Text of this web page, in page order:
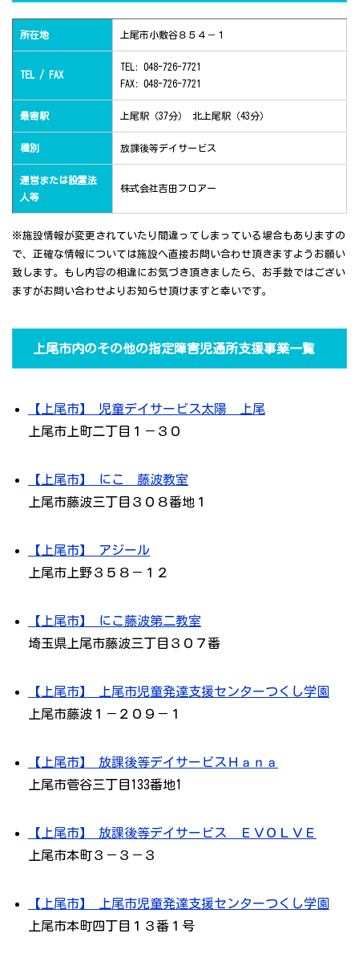
所在地 上尾市小敷谷８５４－１
TEL / FAX
TEL: 048-726-7721
FAX: 048-726-7721
最寄駅 上尾駅（37分） 北上尾駅（43分）
種別 放課後等デイサービス
運営または設置法
人等
株式会社吉田フロアー
※施設情報が変更されていたり間違ってしまっている場合もありますの
で、正確な情報については施設へ直接お問い合わせ頂きますようお願い
致します。もし内容の相違にお気づき頂きましたら、お手数ではござい
ますがお問い合わせよりお知らせ頂けますと幸いです。
上尾市内のその他の指定障害児通所支援事業一覧
【上尾市】 児童デイサービス太陽 上尾
上尾市上町二丁目１－３０
【上尾市】 にこ 藤波教室
上尾市藤波三丁目３０８番地１
【上尾市】 アジール
上尾市上野３５８－１２
【上尾市】 にこ藤波第二教室
埼玉県上尾市藤波三丁目３０７番
【上尾市】 上尾市児童発達支援センターつくし学園
上尾市藤波１－２０９－１
【上尾市】 放課後等デイサービスＨａｎａ
上尾市菅谷三丁目133番地1
【上尾市】 放課後等デイサービス ＥＶＯＬＶＥ
上尾市本町３－３－３
【上尾市】 上尾市児童発達支援センターつくし学園
上尾市本町四丁目１３番１号